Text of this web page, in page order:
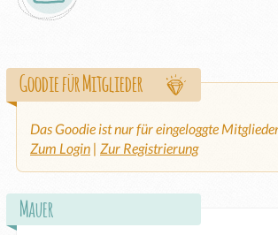
Goodie für Mitglieder
Das Goodie ist nur für eingeloggte
Zum Login | Zur Registrierung
Mauer